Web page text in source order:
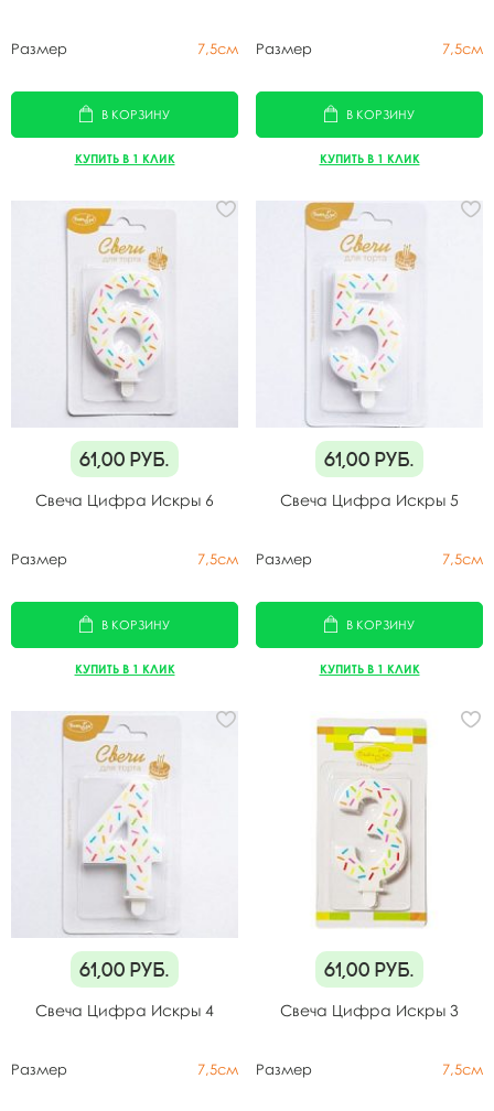
Размер 7,5см
В КОРЗИНУ
КУПИТЬ В 1 КЛИК
Размер 7,5см
В КОРЗИНУ
КУПИТЬ В 1 КЛИК
61,00 руб.
Свеча Цифра Искры 6
Размер 7,5см
В КОРЗИНУ
КУПИТЬ В 1 КЛИК
61,00 руб.
Свеча Цифра Искры 5
Размер 7,5см
В КОРЗИНУ
КУПИТЬ В 1 КЛИК
61,00 руб.
Свеча Цифра Искры 4
Размер 7,5см
61,00 руб.
Свеча Цифра Искры 3
Размер 7,5см